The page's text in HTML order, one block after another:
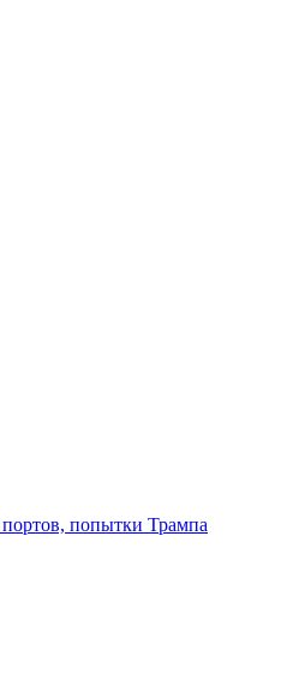
попытки Трампа